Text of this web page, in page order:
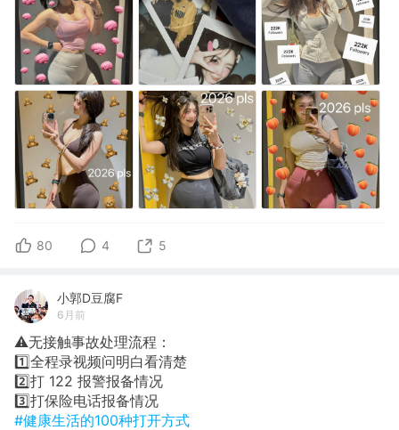
80 4 5
小郭D豆腐F
6月前
⚠️无接触事故处理流程：
1️⃣全程录视频问明白看清楚
2️⃣​打 122 报警报备情况
3️⃣​打保险电话报备情况
#健康生活的100种打开方式